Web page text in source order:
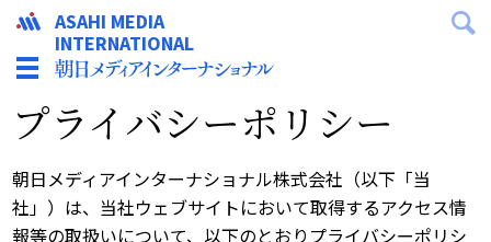
プライバシーポリシー
朝日メディアインターナショナル株式会社（以下「当
社」）は、当社ウェブサイトにおいて取得するアクセス情
報等の取扱いについて、以下のとおりプライバシーポリシ
ASAHI MEDIA
INTERNATIONAL